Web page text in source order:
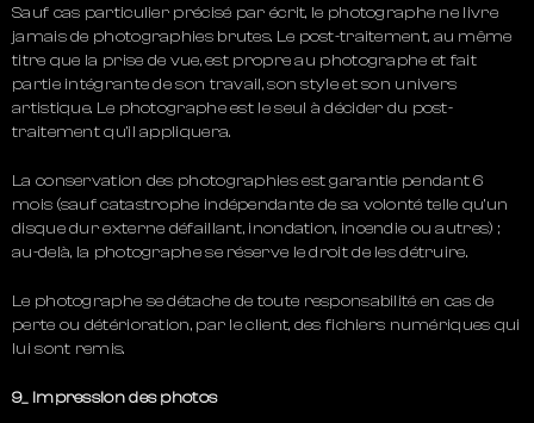
Sauf cas particulier précisé par écrit, le photographe ne livre
jamais de photographies brutes. Le post-traitement, au même
titre que la prise de vue, est propre au photographe et fait
partie intégrante de son travail, son style et son univers
artistique. Le photographe est le seul à décider du post-
traitement qu’il appliquera.
La conservation des photographies est garantie pendant 6
mois (sauf catastrophe indépendante de sa volonté telle qu’un
disque dur externe défaillant, inondation, incendie ou autres) ;
au-delà, la photographe se réserve le droit de les détruire.
Le photographe se détache de toute responsabilité en cas de
perte ou détérioration, par le client, des fichiers numériques qui
lui sont remis.
9_ Impression des photos